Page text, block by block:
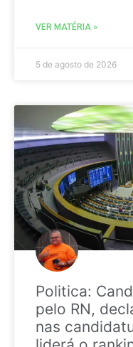
VER MATÉRIA »
5 de agosto de 2026
Politica:
pelo RN,
nas